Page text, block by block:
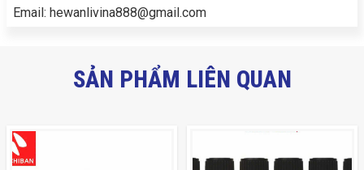
Email: hewanlivina888@gmail.com
SẢN PHẨM LIÊN QUAN